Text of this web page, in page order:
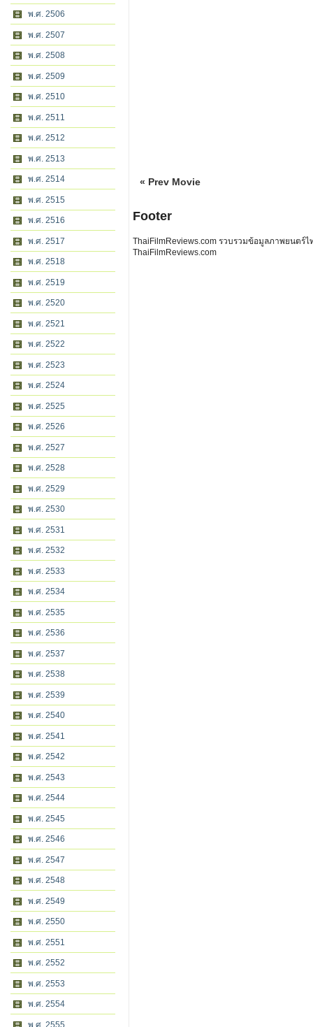
พ.ศ. 2506
พ.ศ. 2507
พ.ศ. 2508
พ.ศ. 2509
พ.ศ. 2510
พ.ศ. 2511
พ.ศ. 2512
พ.ศ. 2513
พ.ศ. 2514
พ.ศ. 2515
พ.ศ. 2516
พ.ศ. 2517
พ.ศ. 2518
พ.ศ. 2519
พ.ศ. 2520
พ.ศ. 2521
พ.ศ. 2522
พ.ศ. 2523
พ.ศ. 2524
พ.ศ. 2525
พ.ศ. 2526
พ.ศ. 2527
พ.ศ. 2528
พ.ศ. 2529
พ.ศ. 2530
พ.ศ. 2531
พ.ศ. 2532
พ.ศ. 2533
พ.ศ. 2534
พ.ศ. 2535
พ.ศ. 2536
พ.ศ. 2537
พ.ศ. 2538
พ.ศ. 2539
พ.ศ. 2540
พ.ศ. 2541
พ.ศ. 2542
พ.ศ. 2543
พ.ศ. 2544
พ.ศ. 2545
พ.ศ. 2546
พ.ศ. 2547
พ.ศ. 2548
พ.ศ. 2549
พ.ศ. 2550
พ.ศ. 2551
พ.ศ. 2552
พ.ศ. 2553
พ.ศ. 2554
พ.ศ. 2555
« Prev Movie
Footer
ThaiFilmReviews.com รวบรวมข้อมูลภาพยนตร์
ThaiFilmReviews.com